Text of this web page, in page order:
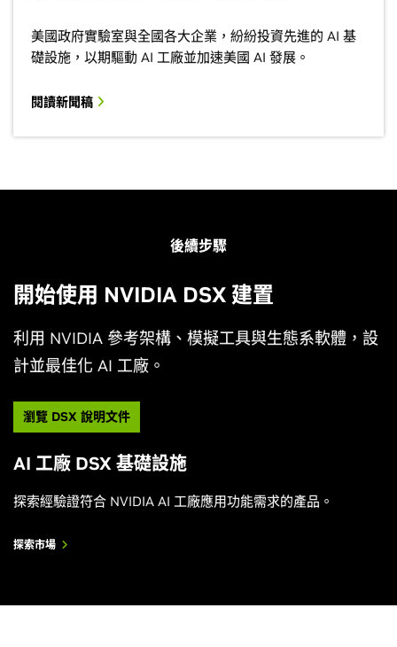
美國政府實驗室與全國各大企業，紛紛投資先進的 AI 基
礎設施，以期驅動 AI 工廠並加速美國 AI 發展。
閱讀新聞稿
NVIDIA DSX 以最大效率驅動千兆瓦級 AI 工廠
後續步驟
開始使用 NVIDIA DSX 建置
利用 NVIDIA 參考架構、模擬工具與生態系軟體，設
計並最佳化 AI 工廠。
瀏覽 DSX 說明文件
AI 工廠 DSX 基礎設施
探索經驗證符合 NVIDIA AI 工廠應用功能需求的產品。
探索市場